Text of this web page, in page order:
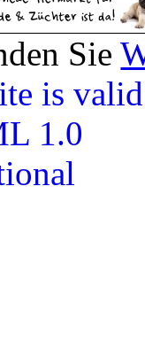
Sie